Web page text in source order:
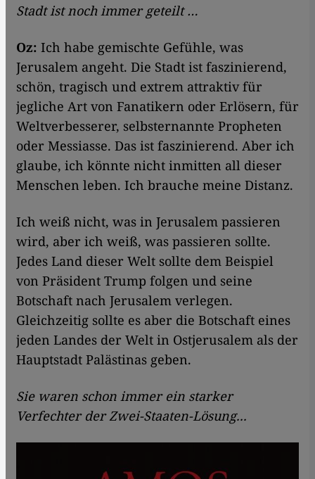
Stadt ist noch immer geteilt …
Oz: Ich habe gemischte Gefühle, was
Jerusalem angeht. Die Stadt ist faszinierend,
schön, tragisch und extrem attraktiv für
jegliche Art von Fanatikern oder Erlösern, für
Weltverbesserer, selbsternannte Propheten
oder Messiasse. Das ist faszinierend. Aber ich
glaube, ich könnte nicht inmitten all dieser
Menschen leben. Ich brauche meine Distanz.
Ich weiß nicht, was in Jerusalem passieren
wird, aber ich weiß, was passieren sollte.
Jedes Land dieser Welt sollte dem Beispiel
von Präsident Trump folgen und seine
Botschaft nach Jerusalem verlegen.
Gleichzeitig sollte es aber die Botschaft eines
jeden Landes der Welt in Ostjerusalem als der
Hauptstadt Palästinas geben.
Sie waren schon immer ein starker
Verfechter der Zwei-Staaten-Lösung...